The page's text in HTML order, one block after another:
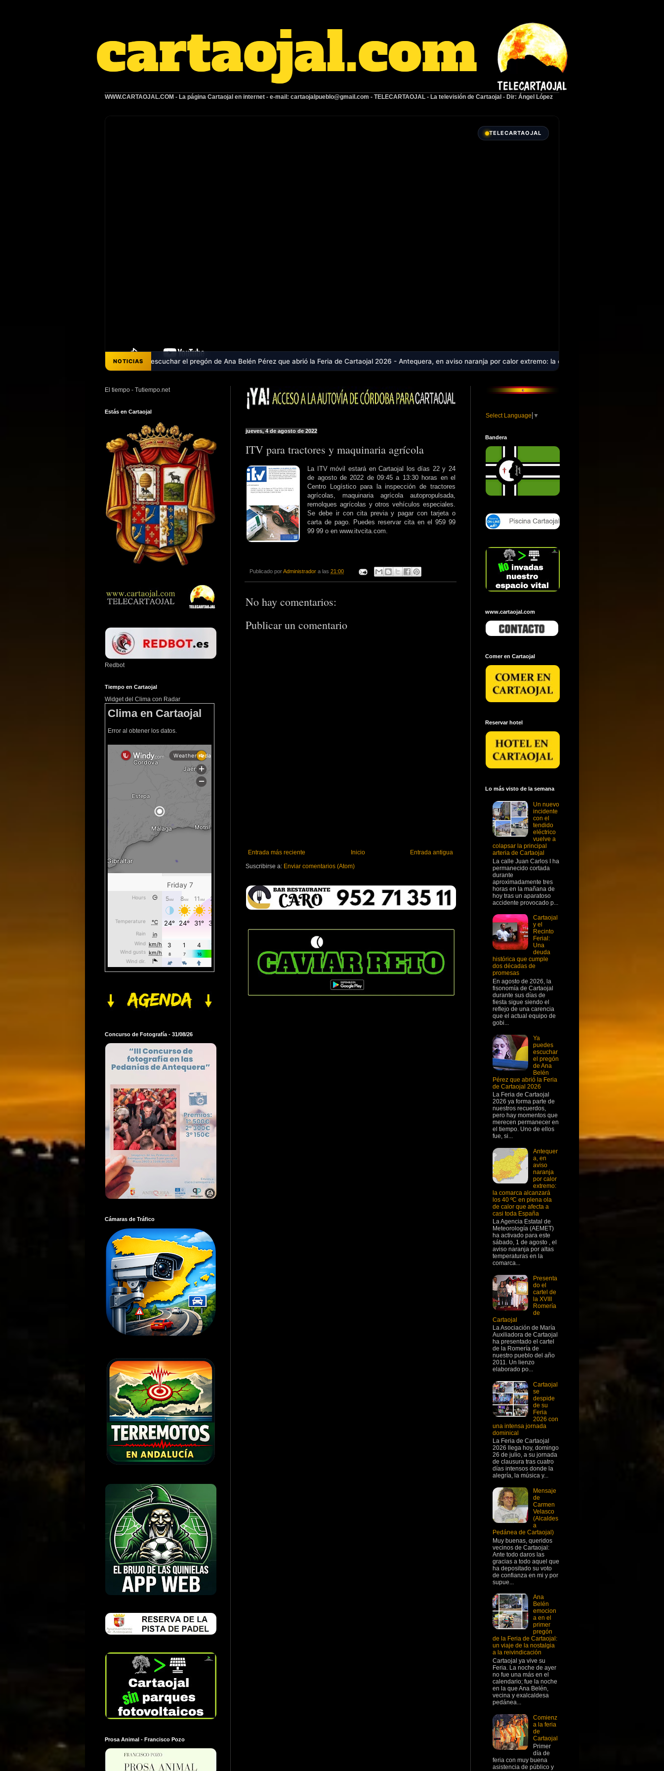
WWW.CARTAOJAL.COM - La página Cartaojal en internet - e-mail: cartaojalpueblo@gmail.com - TELECARTAOJAL - La televisión de Cartaojal - Dir: Ángel López
TELECARTAOJAL
NOTICIAS
promesas - Ya puedes escuchar el pregón de Ana Belén Pérez que abrió la Feria de Cartaojal 2026 - Antequera, en aviso naranja por calor extremo: la comarca alcanzará los 40 ºC en plena ola de
jueves, 4 de agosto de 2022
ITV para tractores y maquinaria agrícola
La ITV móvil estará en Cartaojal los días 22 y 24
de agosto de 2022 de 09:45 a 13:30 horas en el
Centro Logístico para la inspección de tractores
agrícolas, maquinaria agrícola autopropulsada,
remolques agrícolas y otros vehículos especiales.
Se debe ir con cita previa y pagar con tarjeta o
carta de pago. Puedes reservar cita en el 959 99
99 99 o en www.itvcita.com.
Publicado porAdministrador a las 21:00
No hay comentarios:
Publicar un comentario
Entrada más reciente Entrada antigua
Inicio
Suscribirse a: Enviar comentarios (Atom)
El tiempo - Tutiempo.net
Estás en Cartaojal
Redbot
Tiempo en Cartaojal
Widget del Clima con Radar
Clima en Cartaojal
Error al obtener los datos.
Concurso de Fotografía - 31/08/26
Cámaras de Tráfico
Prosa Animal - Francisco Pozo
Select Language ▼
Bandera
www.cartaojal.com
Comer en Cartaojal
Reservar hotel
Lo más visto de la semana
Un nuevo
incidente
con el
tendido
eléctrico
vuelve a
colapsar la principal
arteria de Cartaojal
La calle Juan Carlos I ha
permanecido cortada
durante
aproximadamente tres
horas en la mañana de
hoy tras un aparatoso
accidente provocado p...
Cartaojal
y el
Recinto
Ferial:
Una
deuda
histórica que cumple
dos décadas de
promesas
En agosto de 2026, la
fisonomía de Cartaojal
durante sus días de
fiesta sigue siendo el
reflejo de una carencia
que el actual equipo de
gobi...
Ya
puedes
escuchar
el pregón
de Ana
Belén
Pérez que abrió la Feria
de Cartaojal 2026
La Feria de Cartaojal
2026 ya forma parte de
nuestros recuerdos,
pero hay momentos que
merecen permanecer en
el tiempo. Uno de ellos
fue, si...
Antequer
a, en
aviso
naranja
por calor
extremo:
la comarca alcanzará
los 40 ºC en plena ola
de calor que afecta a
casi toda España
La Agencia Estatal de
Meteorología (AEMET)
ha activado para este
sábado, 1 de agosto , el
aviso naranja por altas
temperaturas en la
comarca...
Presenta
do el
cartel de
la XVIII
Romería
de
Cartaojal
La Asociación de María
Auxiliadora de Cartaojal
ha presentado el cartel
de la Romería de
nuestro pueblo del año
2011. Un lienzo
elaborado po...
Cartaojal
se
despide
de su
Feria
2026 con
una intensa jornada
dominical
La Feria de Cartaojal
2026 llega hoy, domingo
26 de julio, a su jornada
de clausura tras cuatro
días intensos donde la
alegría, la música y...
Mensaje
de
Carmen
Velasco
(Alcaldes
a
Pedánea de Cartaojal)
Muy buenas, queridos
vecinos de Cartaojal:
Ante todo daros las
gracias a todo aquel que
ha depositado su voto
de confianza en mi y por
supue...
Ana
Belén
emocion
a en el
primer
pregón
de la Feria de Cartaojal:
un viaje de la nostalgia
a la reivindicación
Cartaojal ya vive su
Feria. La noche de ayer
no fue una más en el
calendario; fue la noche
en la que Ana Belén,
vecina y exalcaldesa
pedánea...
Comienz
a la feria
de
Cartaojal
Primer
día de
feria con muy buena
asistencia de público y